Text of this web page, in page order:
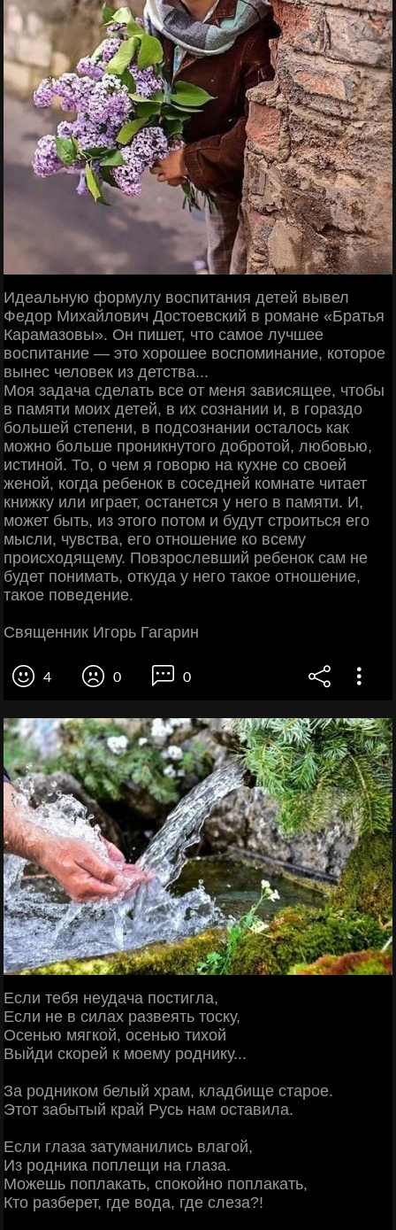
Идеальную формулу воспитания детей вывел
Федор Михайлович Достоевский в романе «Братья
Карамазовы». Он пишет, что самое лучшее
воспитание — это хорошее воспоминание, которое
вынес человек из детства...
Моя задача сделать все от меня зависящее, чтобы
в памяти моих детей, в их сознании и, в гораздо
большей степени, в подсознании осталось как
можно больше проникнутого добротой, любовью,
истиной. То, о чем я говорю на кухне со своей
женой, когда ребенок в соседней комнате читает
книжку или играет, останется у него в памяти. И,
может быть, из этого потом и будут строиться его
мысли, чувства, его отношение ко всему
происходящему. Повзрослевший ребенок сам не
будет понимать, откуда у него такое отношение,
такое поведение.
Священник Игорь Гагарин
4 0 0
Если тебя неудача постигла,
Если не в силах развеять тоску,
Осенью мягкой, осенью тихой
Выйди скорей к моему роднику...
За родником белый храм, кладбище старое.
Этот забытый край Русь нам оставила.
Если глаза затуманились влагой,
Из родника поплещи на глаза.
Можешь поплакать, спокойно поплакать,
Кто разберет, где вода, где слеза?!